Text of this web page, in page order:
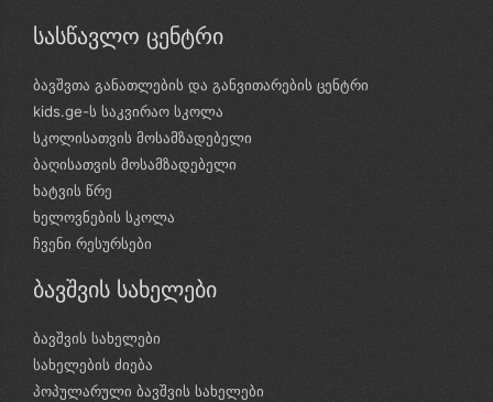
სასწავლო ცენტრი
ბავშვთა განათლების და განვითარების ცენტრი
kids.ge-ს საკვირაო სკოლა
სკოლისათვის მოსამზადებელი
ბაღისათვის მოსამზადებელი
ხატვის წრე
ხელოვნების სკოლა
ჩვენი რესურსები
ბავშვის სახელები
ბავშვის სახელები
სახელების ძიება
პოპულარული ბავშვის სახელები